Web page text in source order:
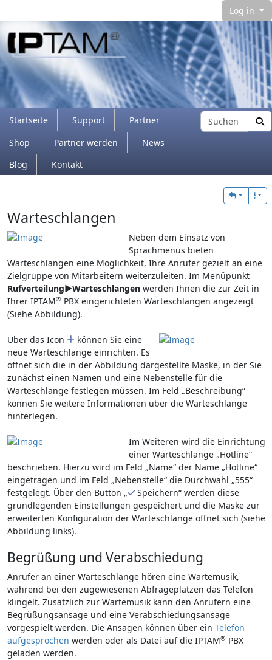
Log in
Navigation and related functionality and
Startseite Support
Partner
Shop
Partner werden
News
Blog
Kontakt
Find
Warteschlangen
Neben dem Einsatz von
Sprachmenüs bieten
Warteschlangen eine Möglichkeit, Ihre Anrufer gezielt an eine
Zielgruppe von Mitarbeitern weiterzuleiten. Im Menüpunkt
Rufverteilung►Warteschlangen werden Ihnen die zur Zeit in
Ihrer IPTAM® PBX eingerichteten Warteschlangen angezeigt
(Siehe Abbildung).
Über das Icon
können Sie eine
neue Warteschlange einrichten. Es
öffnet sich die in der Abbildung dargestellte Maske, in der Sie
zunächst einen Namen und eine Nebenstelle für die
Warteschlange festlegen müssen. Im Feld „Beschreibung“
können Sie weitere Informationen über die Warteschlange
hinterlegen.
Im Weiteren wird die Einrichtung
einer Warteschlange „Hotline“
beschrieben. Hierzu wird im Feld „Name“ der Name „Hotline“
eingetragen und im Feld „Nebenstelle“ die Durchwahl „555“
festgelegt. Über den Button „
Speichern“ werden diese
grundlegenden Einstellungen gespeichert und die Maske zur
erweiterten Konfiguration der Warteschlange öffnet sich (siehe
Abbildung links).
Begrüßung und Verabschiedung
Anrufer an einer Warteschlange hören eine Wartemusik,
während bei den zugewiesenen Abfrageplätzen das Telefon
klingelt. Zusätzlich zur Wartemusik kann den Anrufern eine
Begrüßungsansage und eine Verabschiedungsansage
vorgespielt werden. Die Ansagen können über ein Telefon
aufgesprochen werden oder als Datei auf die IPTAM® PBX
geladen werden.